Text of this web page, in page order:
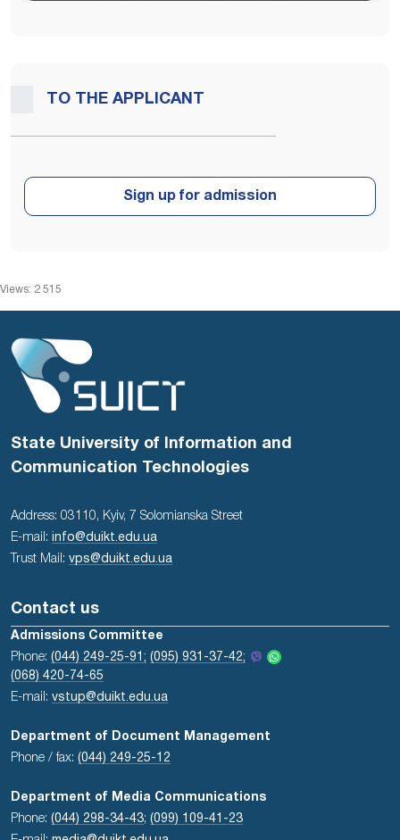
TO THE APPLICANT
Views: 2 515
State University of Information and
Communication Technologies
Address: 03110, Kyiv, 7 Solomianska Street
E-mail: info@duikt.edu.ua
Trust Mail: vps@duikt.edu.ua
Contact us
Admissions Committee
Phone: (044) 249-25-91; (095) 931-37-42;
(068) 420-74-65
E-mail: vstup@duikt.edu.ua
Department of Document Management
Phone / fax: (044) 249-25-12
Department of Media Communications
Phone: (044) 298-34-43; (099) 109-41-23